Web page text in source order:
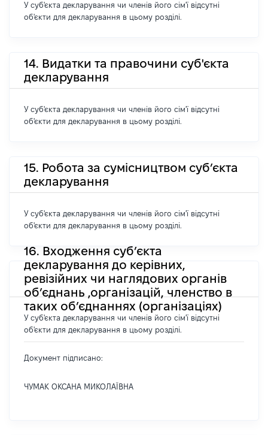
У суб'єкта декларування чи членів його сім'ї відсутні
об'єкти для декларування в цьому розділі.
14. Видатки та правочини суб'єкта
декларування
У суб'єкта декларування чи членів його сім'ї відсутні
об'єкти для декларування в цьому розділі.
15. Робота за сумісництвом суб’єкта
декларування
У суб'єкта декларування чи членів його сім'ї відсутні
об'єкти для декларування в цьому розділі.
16. Входження суб’єкта
декларування до керівних,
ревізійних чи наглядових органів
об’єднань ,організацій, членство в
таких об’єднаннях (організаціях)
У суб'єкта декларування чи членів його сім'ї відсутні
об'єкти для декларування в цьому розділі.
Документ підписано:
ЧУМАК ОКСАНА МИКОЛАЇВНА